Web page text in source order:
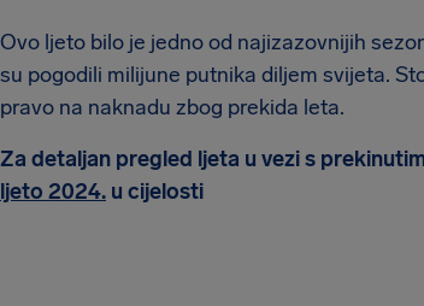
Ovo ljeto bilo je jedno od najizazovnijih
su pogodili milijune putnika diljem svijeta.
pravo na naknadu zbog prekida leta.
Za detaljan pregled ljeta u vezi s
ljeto 2024. u cijelosti